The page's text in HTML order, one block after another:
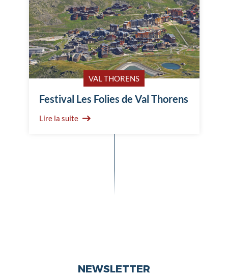
VAL THORENS
Festival Les Folies de Val Thorens
Lire la suite
NEWSLETTER